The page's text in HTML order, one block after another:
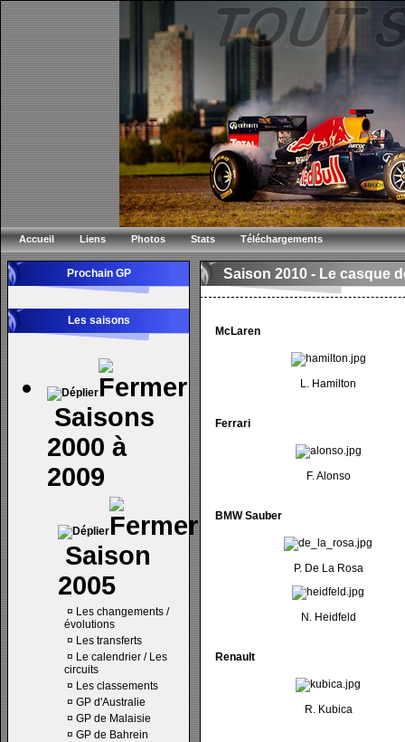
Accueil Liens Photos Stats Téléchargements
Prochain GP
Les saisons
Saisons
2000 à
2009
Saison
2005
¤ Les changements /
évolutions
¤ Les transferts
¤ Le calendrier / Les
circuits
¤ Les classements
¤ GP d'Australie
¤ GP de Malaisie
¤ GP de Bahrein
Saison 2010 - Le casque
McLaren
L. Hamilton
Ferrari
F. Alonso
BMW Sauber
P. De La Rosa
N. Heidfeld
Renault
R. Kubica